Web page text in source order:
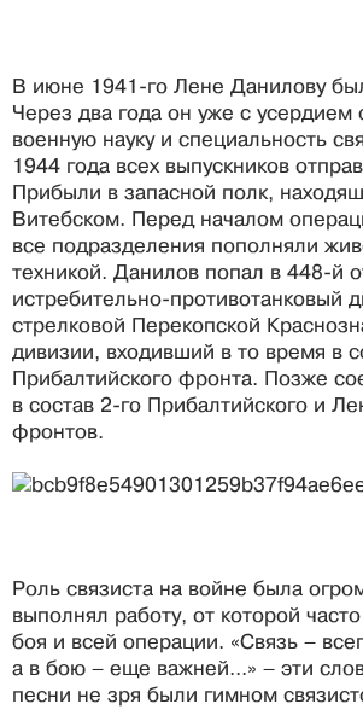
В июне 1941-го Лене Данилову
Через два года он уже с усердием
военную науку и специальность
1944 года всех выпускников
Прибыли в запасной полк,
Витебском. Перед началом
все подразделения пополняли
техникой. Данилов попал в 448-й
истребительно-противотанковый
стрелковой Перекопской
дивизии, входивший в то время в
Прибалтийского фронта. Позже
в состав 2-го Прибалтийского и
фронтов.
Роль связиста на войне была
выполнял работу, от которой
боя и всей операции. «Связь –
а в бою – еще важней...» ­– эти
песни не зря были гимном